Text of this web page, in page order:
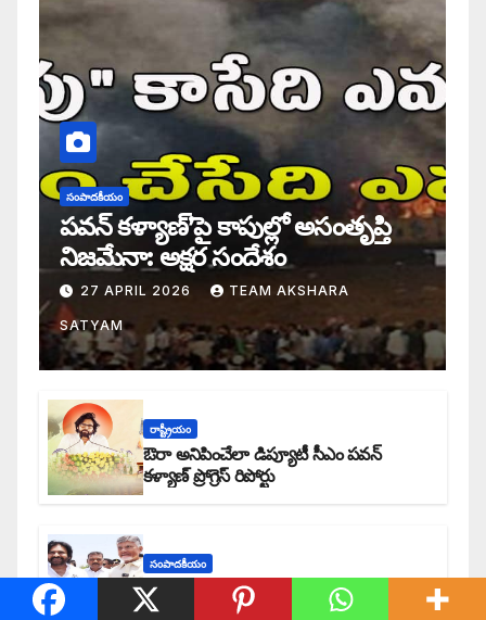
సంపాదకీయం
పవన్ కళ్యాణ్’పై కాపుల్లో అసంతృప్తి
నిజమేనా: అక్షర సందేశం
27 APRIL 2026 TEAM AKSHARA
SATYAM
రాష్ట్రీయం
ఔరా అనిపించేలా డిప్యూటీ సీఎం పవన్
కళ్యాణ్ ప్రోగ్రెస్ రిపోర్టు
సంపాదకీయం
అంచనాలకు ఆమడ దూరంలో జనసేనాని?:
అక్షర సందేశం